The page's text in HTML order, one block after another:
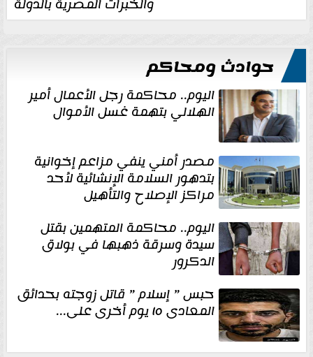
حوادث ومحاكم
اليوم.. محاكمة رجل الأعمال أمير
الهلالي بتهمة غسل الأموال
مصدر أمني ينفي مزاعم إخوانية
بتدهور السلامة الإنشائية لأحد
مراكز الإصلاح والتأهيل
اليوم.. محاكمة المتهمين بقتل
سيدة وسرقة ذهبها في بولاق
الدكرور
حبس ” إسلام ” قاتل زوجته بحدائق
المعادى ١٥ يوم أخرى على...